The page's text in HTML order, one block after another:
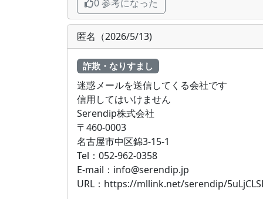
0 参考になった
匿名（2026/5/13)
詐欺・なりすまし
迷惑メールを送信してくる会社です
信用してはいけません
Serendip株式会社
〒460-0003
名古屋市中区錦3-15-1
Tel：052-962-0358
E-mail：info@serendip.jp
URL：https://mllink.net/serendip/